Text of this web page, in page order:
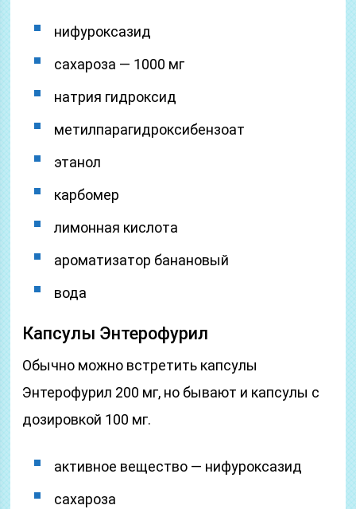
нифуроксазид
сахароза — 1000 мг
натрия гидроксид
метилпарагидроксибензоат
этанол
карбомер
лимонная кислота
ароматизатор банановый
вода
Капсулы Энтерофурил
Обычно можно встретить капсулы
Энтерофурил 200 мг, но бывают и капсулы с
дозировкой 100 мг.
активное вещество — нифуроксазид
сахароза